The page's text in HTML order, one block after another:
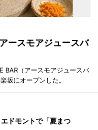
ースモアジュースバ
BAR（アースモアジュースバ
坂にオープンした。
ドモントで「夏まつ